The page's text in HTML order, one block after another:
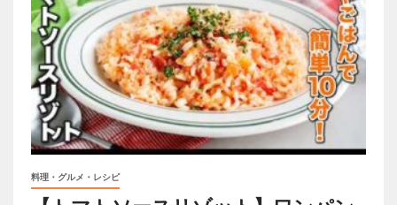
料理・グルメ・レシピ